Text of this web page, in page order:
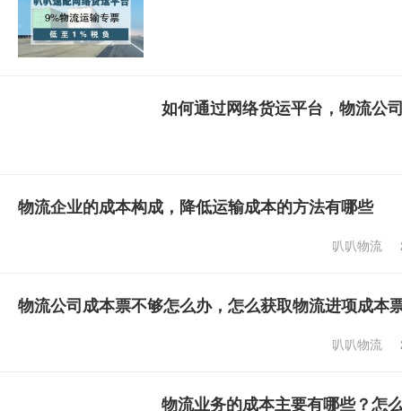
如何通过网络货运平台，物流公
物流企业的成本构成，降低运输成本的方法有哪些
叭叭物流
物流公司成本票不够怎么办，怎么获取物流进项成本
叭叭物流
物流业务的成本主要有哪些？怎